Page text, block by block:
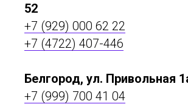
52
+7 (929) 000 62 22
+7 (4722) 407-446
Белгород, ул. Привольная
+7 (999) 700 41 04